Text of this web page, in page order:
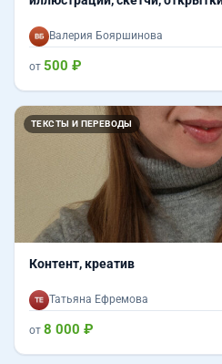
Валерия Бояршинова
от 500 ₽
ТЕКСТЫ И ПЕРЕВОДЫ
Контент, креатив
Татьяна Ефремова
от 8 000 ₽